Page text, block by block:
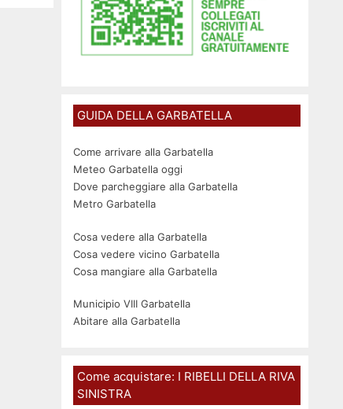
GUIDA DELLA GARBATELLA
Come arrivare alla Garbatella
Meteo Garbatella oggi
Dove parcheggiare alla Garbatella
Metro Garbatella
Cosa vedere alla Garbatella
Cosa vedere vicino Garbatella
Cosa mangiare alla Garbatella
Municipio VIII Garbatella
Abitare alla Garbatella
Come acquistare: I RIBELLI DELLA RIVA
SINISTRA